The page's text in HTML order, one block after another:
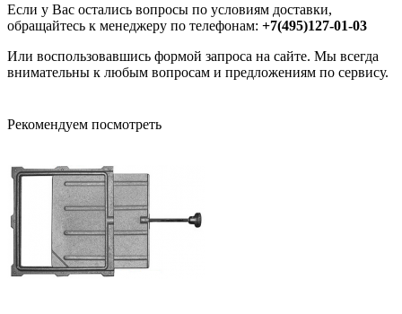
Если у Вас остались вопросы по условиям доставки,
обращайтесь к менеджеру по телефонам: +7(495)127-01-03
Или воспользовавшись формой запроса на сайте. Мы всегда
внимательны к любым вопросам и предложениям по сервису.
Рекомендуем посмотреть